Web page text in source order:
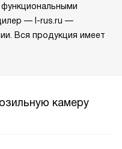
— l-rus.ru —
Вся продукция имеет
камеру